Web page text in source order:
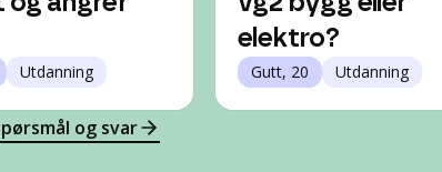
Utdanning
elektro?
Gutt, 20 Utdanning
og svar